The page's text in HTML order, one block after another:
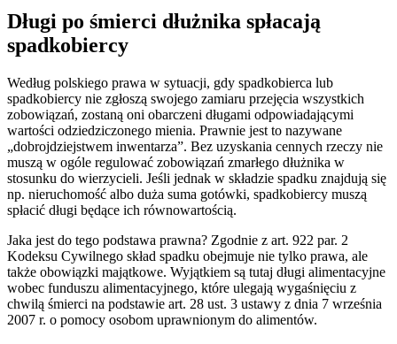
Długi po śmierci dłużnika spłacają
spadkobiercy
Według polskiego prawa w sytuacji, gdy spadkobierca lub
spadkobiercy nie zgłoszą swojego zamiaru przejęcia wszystkich
zobowiązań, zostaną oni obarczeni długami odpowiadającymi
wartości odziedziczonego mienia. Prawnie jest to nazywane
„dobrojdziejstwem inwentarza”. Bez uzyskania cennych rzeczy nie
muszą w ogóle regulować zobowiązań zmarłego dłużnika w
stosunku do wierzycieli. Jeśli jednak w składzie spadku znajdują się
np. nieruchomość albo duża suma gotówki, spadkobiercy muszą
spłacić długi będące ich równowartością.
Jaka jest do tego podstawa prawna? Zgodnie z art. 922 par. 2
Kodeksu Cywilnego skład spadku obejmuje nie tylko prawa, ale
także obowiązki majątkowe. Wyjątkiem są tutaj długi alimentacyjne
wobec funduszu alimentacyjnego, które ulegają wygaśnięciu z
chwilą śmierci na podstawie art. 28 ust. 3 ustawy z dnia 7 września
2007 r. o pomocy osobom uprawnionym do alimentów.